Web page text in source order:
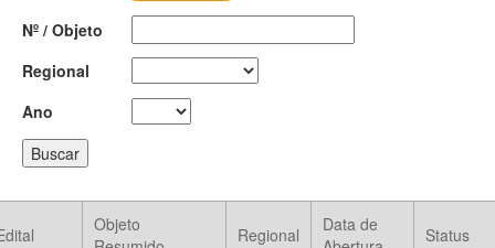
Nº / Objeto
Regional
Ano
Objeto
Regional
Data de
Status